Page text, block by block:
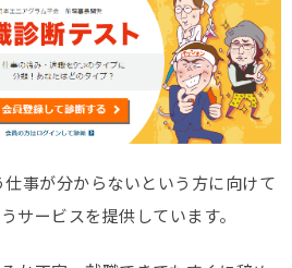
事が分からないという方に向けて
サービスを提供しています。